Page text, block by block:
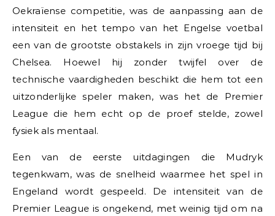
Oekraïense competitie, was de aanpassing aan de
intensiteit en het tempo van het Engelse voetbal
een van de grootste obstakels in zijn vroege tijd bij
Chelsea. Hoewel hij zonder twijfel over de
technische vaardigheden beschikt die hem tot een
uitzonderlijke speler maken, was het de Premier
League die hem echt op de proef stelde, zowel
fysiek als mentaal.
Een van de eerste uitdagingen die Mudryk
tegenkwam, was de snelheid waarmee het spel in
Engeland wordt gespeeld. De intensiteit van de
Premier League is ongekend, met weinig tijd om na